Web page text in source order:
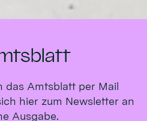
das Amtsblatt per Mail
hier zum Newsletter an
Ausgabe.